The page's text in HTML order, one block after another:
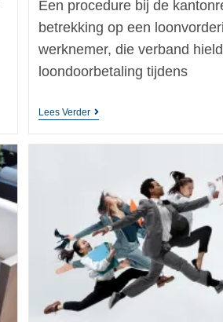
Een procedure bij de
betrekking op een
werknemer, die verband
loondoorbetaling tijdens
Lees Verder